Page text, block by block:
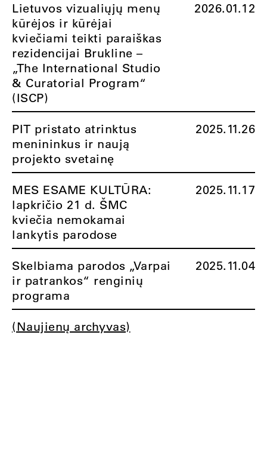
Lietuvos vizualiųjų menų
kūrėjos ir kūrėjai
kviečiami teikti paraiškas
rezidencijai Brukline –
„The International Studio
& Curatorial Program“
(ISCP)
2026.01.12
PIT pristato atrinktus
menininkus ir naują
projekto svetainę
2025.11.26
MES ESAME KULTŪRA:
lapkričio 21 d. ŠMC
kviečia nemokamai
lankytis parodose
2025.11.17
Skelbiama parodos „Varpai
ir patrankos“ renginių
programa
2025.11.04
(Naujienų archyvas)